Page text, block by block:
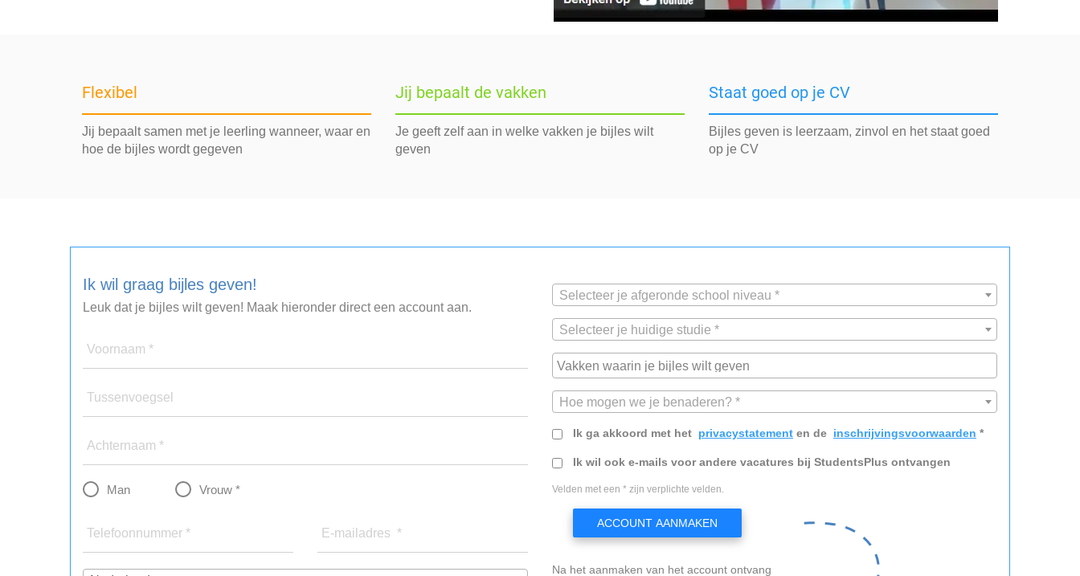
Flexibel
Jij bepaalt samen met je leerling wanneer, waar en
hoe de bijles wordt gegeven
Jij bepaalt de vakken
Je geeft zelf aan in welke vakken je bijles wilt
geven
Staat goed op je CV
Bijles geven is leerzaam, zinvol en het staat goed
op je CV
Ik wil graag bijles geven!
Leuk dat je bijles wilt geven! Maak hieronder direct een account aan.
Voornaam *
Tussenvoegsel
Achternaam *
Man Vrouw *
Telefoonnummer * E-mailadres *
Selecteer je afgeronde school niveau *
Selecteer je huidige studie *
Hoe mogen we je benaderen? *
Ik ga akkoord met het privacystatement en de inschrijvingsvoorwaarden *
Ik wil ook e-mails voor andere vacatures bij StudentsPlus ontvangen
Velden met een * zijn verplichte velden.
ACCOUNT AANMAKEN
Na het aanmaken van het account ontvang